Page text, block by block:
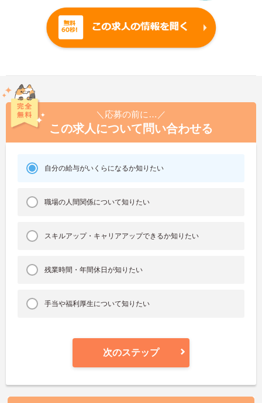
＼応募の前に…／
この求人について問い合わせる
自分の給与がいくらになるか知りたい
職場の人間関係について知りたい
スキルアップ・キャリアアップできるか知りたい
残業時間・年間休日が知りたい
手当や福利厚生について知りたい
次のステップ